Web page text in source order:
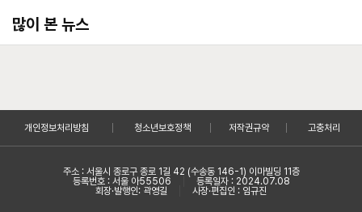
많이 본 뉴스
개인정보처리방침 청소년보호정책 저작권규약 고충처리
주소 : 서울시 종로구 종로 1길 42 (수송동 146-1) 이마빌딩 11층
등록번호 : 서울 아55506
등록일자 : 2024.07.08
회장·발행인: 곽영길
사장·편집인 : 임규진